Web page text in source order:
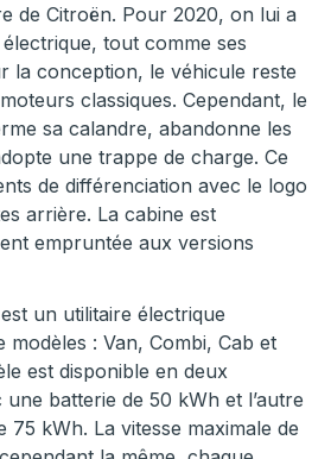
de Citroën. Pour 2020, on lui a
tout comme ses
la conception, le véhicule reste
classiques. Cependant, le
sa calandre, abandonne les
une trappe de charge. Ce
de différenciation avec le logo
arrière. La cabine est
empruntée aux versions
un utilitaire électrique
modèles : Van, Combi, Cab et
est disponible en deux
une batterie de 50 kWh et l’autre
75 kWh. La vitesse maximale de